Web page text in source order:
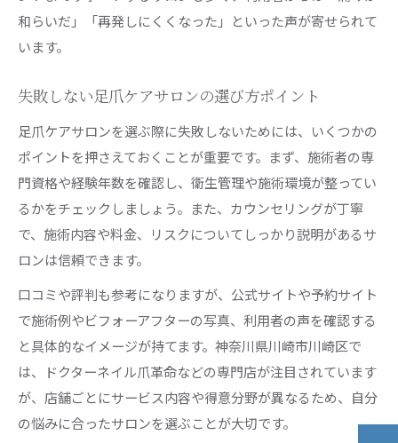
和らいだ」「再発しにくくなった」といった声が寄せられて
います。
失敗しない足爪ケアサロンの選び方ポイント
足爪ケアサロンを選ぶ際に失敗しないためには、いくつかの
ポイントを押さえておくことが重要です。まず、施術者の専
門資格や経験年数を確認し、衛生管理や施術環境が整ってい
るかをチェックしましょう。また、カウンセリングが丁寧
で、施術内容や料金、リスクについてしっかり説明があるサ
ロンは信頼できます。
口コミや評判も参考になりますが、公式サイトや予約サイト
で施術例やビフォーアフターの写真、利用者の声を確認する
と具体的なイメージが持てます。神奈川県川崎市川崎区で
は、ドクターネイル爪革命などの専門店が注目されています
が、店舗ごとにサービス内容や得意分野が異なるため、自分
の悩みに合ったサロンを選ぶことが大切です。